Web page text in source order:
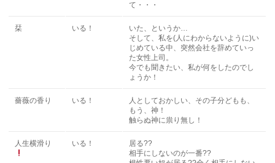
て・・・
栞 いる！
いた、というか…
そして、私を(人にわからないように)い
じめている中、突然会社を辞めていっ
た女性上司。
今でも聞きたい、私が何をしたのでし
ょうか！
薔薇の香り いる！
人としておかしい、その子分どもも、
もう、神！
触らぬ神に祟り無し！
人生横滑り いる！
居る??
相手にしないのが一番??